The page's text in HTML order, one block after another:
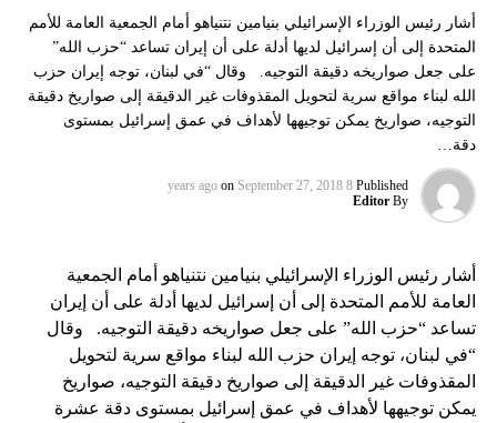
أشار رئيس الوزراء الإسرائيلي بنيامين نتنياهو أمام الجمعية العامة للأمم
المتحدة إلى أن إسرائيل لديها أدلة على أن إيران تساعد “حزب الله”
على جعل صواريخه دقيقة التوجيه. وقال “في لبنان، توجه إيران حزب
الله لبناء مواقع سرية لتحويل المقذوفات غير الدقيقة إلى صواريخ دقيقة
التوجيه، صواريخ يمكن توجيهها لأهداف في عمق إسرائيل بمستوى
دقة…
Published
8 years ago
on September 27, 2018
By
Editor
أشار رئيس الوزراء الإسرائيلي بنيامين نتنياهو أمام الجمعية
العامة للأمم المتحدة إلى أن إسرائيل لديها أدلة على أن إيران
تساعد “حزب الله” على جعل صواريخه دقيقة التوجيه. وقال
“في لبنان، توجه إيران حزب الله لبناء مواقع سرية لتحويل
المقذوفات غير الدقيقة إلى صواريخ دقيقة التوجيه، صواريخ
يمكن توجيهها لأهداف في عمق إسرائيل بمستوى دقة عشرة